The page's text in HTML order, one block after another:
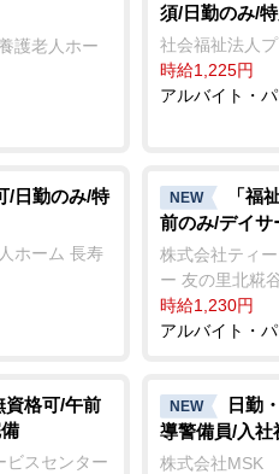
護老人ホー
須/日勤のみ/
社会福祉法人
時給1,225円
アルバイト・
/日勤のみ/特
ホーム 長寿
NEW
「福
前のみ/デイサ
株式会社ティ
ー 友の里北糀
時給1,230円
アルバイト・
資格可/午前
ビスセンター
NEW
日勤
導警備員/入社
株式会社MSK